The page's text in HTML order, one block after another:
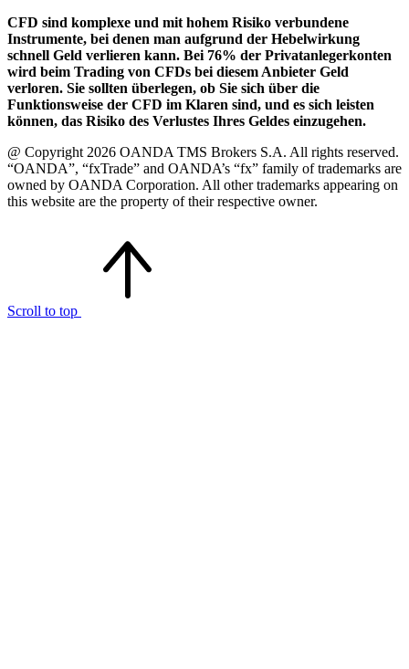
CFD sind komplexe und mit hohem Risiko verbundene
Instrumente, bei denen man aufgrund der Hebelwirkung
schnell Geld verlieren kann. Bei 76% der Privatanlegerkonten
wird beim Trading von CFDs bei diesem Anbieter Geld
verloren. Sie sollten überlegen, ob Sie sich über die
Funktionsweise der CFD im Klaren sind, und es sich leisten
können, das Risiko des Verlustes Ihres Geldes einzugehen.
@ Copyright 2026 OANDA TMS Brokers S.A. All rights reserved.
“OANDA”, “fxTrade” and OANDA’s “fx” family of trademarks are
owned by OANDA Corporation. All other trademarks appearing on
this website are the property of their respective owner.
Scroll to top